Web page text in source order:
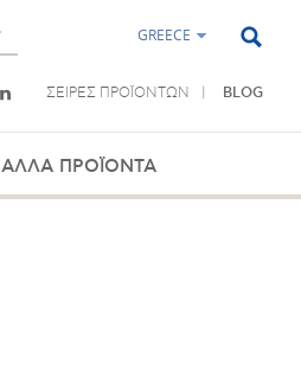
GREECE
ΣΕΙΡΕΣ ΠΡΟΪΟΝΤΩΝ BLOG
ΑΛΛΑ ΠΡΟΪΟΝΤΑ